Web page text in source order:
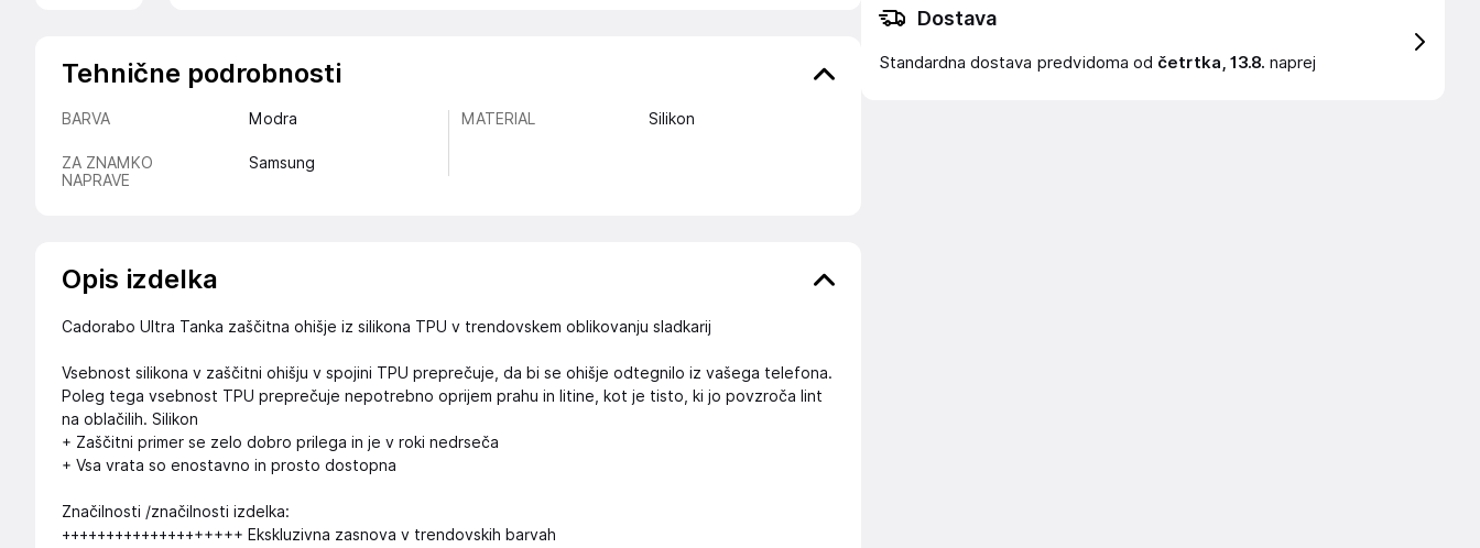
Tehnične podrobnosti
BARVA Modra MATERIAL Silikon
ZA ZNAMKO
NAPRAVE
Samsung
Opis izdelka
Cadorabo Ultra Tanka zaščitna ohišje iz silikona TPU v trendovskem oblikovanju sladkarij
Vsebnost silikona v zaščitni ohišju v spojini TPU preprečuje, da bi se ohišje odtegnilo iz vašega telefona.
Poleg tega vsebnost TPU preprečuje nepotrebno oprijem prahu in litine, kot je tisto, ki jo povzroča lint
na oblačilih. Silikon
+ Zaščitni primer se zelo dobro prilega in je v roki nedrseča
+ Vsa vrata so enostavno in prosto dostopna
Značilnosti /značilnosti izdelka:
++++++++++++++++++++ Ekskluzivna zasnova v trendovskih barvah
Dostava
Standardna dostava predvidoma od četrtka, 13.8. naprej